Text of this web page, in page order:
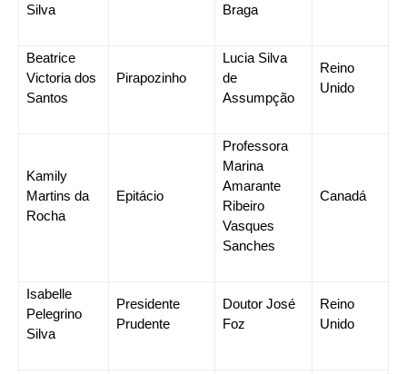
Silva
Braga
Beatrice
Victoria dos
Santos
Pirapozinho
Lucia Silva
de
Assumpção
Reino
Unido
Kamily
Martins da
Rocha
Epitácio
Professora
Marina
Amarante
Ribeiro
Vasques
Sanches
Canadá
Isabelle
Pelegrino
Silva
Presidente
Prudente
Doutor José
Foz
Reino
Unido